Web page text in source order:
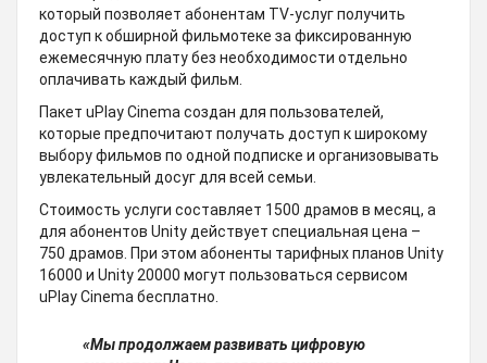
который позволяет абонентам TV-услуг получить
доступ к обширной фильмотеке за фиксированную
ежемесячную плату без необходимости отдельно
оплачивать каждый фильм.
Пакет uPlay Cinema создан для пользователей,
которые предпочитают получать доступ к широкому
выбору фильмов по одной подписке и организовывать
увлекательный досуг для всей семьи.
Стоимость услуги составляет 1500 драмов в месяц, а
для абонентов Unity действует специальная цена –
750 драмов. При этом абоненты тарифных планов Unity
16000 и Unity 20000 могут пользоваться сервисом
uPlay Cinema бесплатно.
«Мы продолжаем развивать цифровую